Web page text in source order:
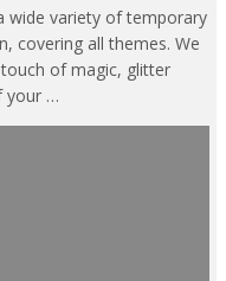
wide variety of temporary
covering all themes. We
of magic, glitter
your …